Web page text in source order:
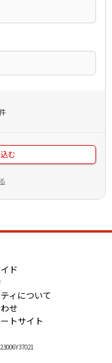
む
ド
ィについて
せ
トサイト